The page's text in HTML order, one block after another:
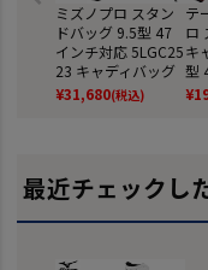
ミズノプロ スタン
ドバッグ 9.5型 47
インチ対応 5LGC25
23 キャディバッグ
2025年モデル ゴル
フ mizuno 日本正
¥31,680(税込)
テ
ロ
キ
型
¥
最近チェックし